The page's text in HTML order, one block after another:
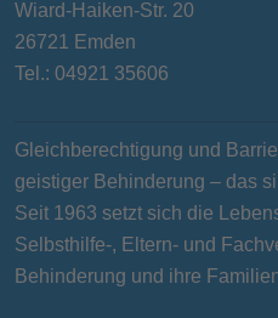
Wiard-Haiken-Str. 20
26721 Emden
Tel.: 04921 35606
Gleichberechtigung und
geistiger Behinderung – das
Seit 1963 setzt sich die
Selbsthilfe-, Eltern- und
Behinderung und ihre